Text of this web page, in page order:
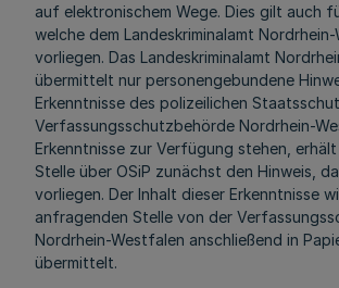
auf elektronischem Wege. Dies gilt auch
welche dem Landeskriminalamt
vorliegen. Das Landeskriminalamt
übermittelt nur personengebundene
Erkenntnisse des polizeilichen
Verfassungsschutzbehörde Nordrhein-
Erkenntnisse zur Verfügung stehen,
Stelle über OSiP zunächst den Hinweis,
vorliegen. Der Inhalt dieser Erkenntnisse
anfragenden Stelle von der
Nordrhein-Westfalen anschließend in
übermittelt.